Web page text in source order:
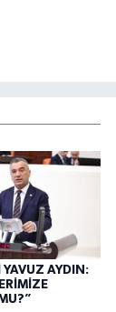
YAVUZ AYDIN: